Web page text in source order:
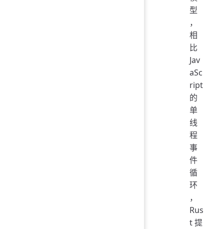
型
，
相
比
Jav
aSc
ript
的
单
线
程
事
件
循
环
，
Rus
t 提